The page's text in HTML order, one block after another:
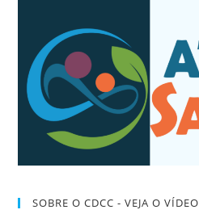
SOBRE O CDCC - VEJA O VÍDEO